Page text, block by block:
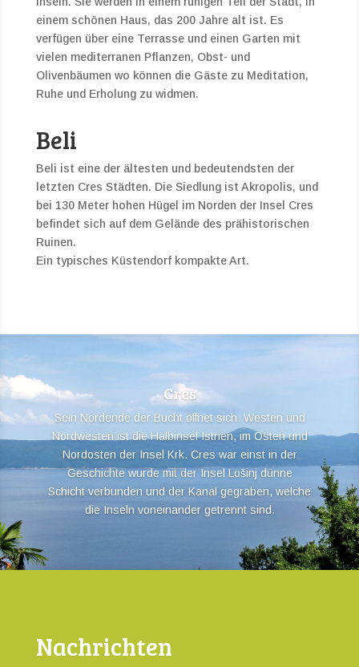
einem schönen Haus, das 200 Jahre alt ist. Es
verfügen über eine Terrasse und einen Garten mit
vielen mediterranen Pflanzen, Obst- und
Olivenbäumen wo können die Gäste zu Meditation,
Ruhe und Erholung zu widmen.
Beli
Beli ist eine der ältesten und bedeutendsten der
letzten Cres Städten. Die Siedlung ist Akropolis, und
bei 130 Meter hohen Hügel im Norden der Insel Cres
befindet sich auf dem Gelände des prähistorischen
Ruinen.
Ein typisches Küstendorf kompakte Art.
Cres
Sein Nordende der Bucht öffnet sich. Westen und
Nordwesten ist die Halbinsel Istrien, im Osten und
Nordosten der Insel Krk. Cres war einst in der
Geschichte wurde mit der Insel Lošinj dünne
Schicht verbunden und der Kanal gegraben, welche
die Inseln voneinander getrennt sind.
Nachrichten